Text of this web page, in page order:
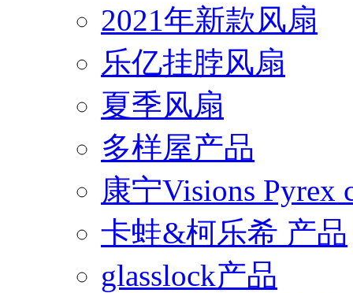
2021年新款风扇
乐亿挂脖风扇
夏季风扇
多样屋产品
康宁Visions Pyrex
卡蛙&柯乐希 产品
glasslock产品